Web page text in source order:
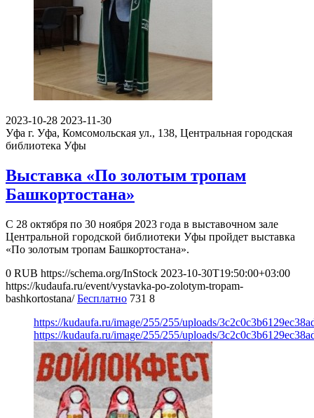
2023-10-28 2023-11-30
Уфа г. Уфа, Комсомольская ул., 138, Центральная городская
библиотека Уфы
Выставка «По золотым тропам
Башкортостана»
С 28 октября по 30 ноября 2023 года в выставочном зале
Центральной городской библиотеки Уфы пройдет выставка
«По золотым тропам Башкортостана».
0 RUB https://schema.org/InStock 2023-10-30T19:50:00+03:00
https://kudaufa.ru/event/vystavka-po-zolotym-tropam-
bashkortostana/ Бесплатно 731 8
https://kudaufa.ru/image/255/255/uploads/
https://kudaufa.ru/image/255/255/uploads/